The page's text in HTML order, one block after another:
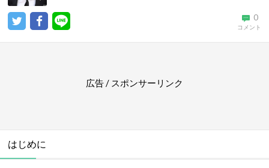
0
コメント
広告 / スポンサーリンク
はじめに